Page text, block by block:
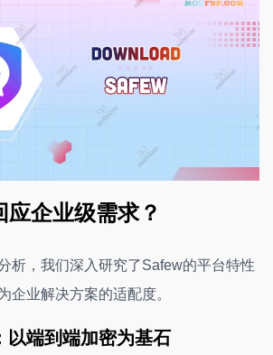
企业级需求？
析，我们深入研究了Safew的平台特性
企业解决方案的适配度。
以端到端加密为基石